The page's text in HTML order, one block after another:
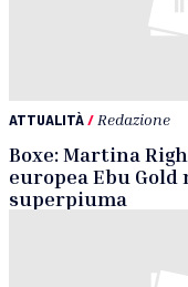
ATTUALITÀ/ Redazione
Boxe: Martina
europea Ebu Gold
superpiuma